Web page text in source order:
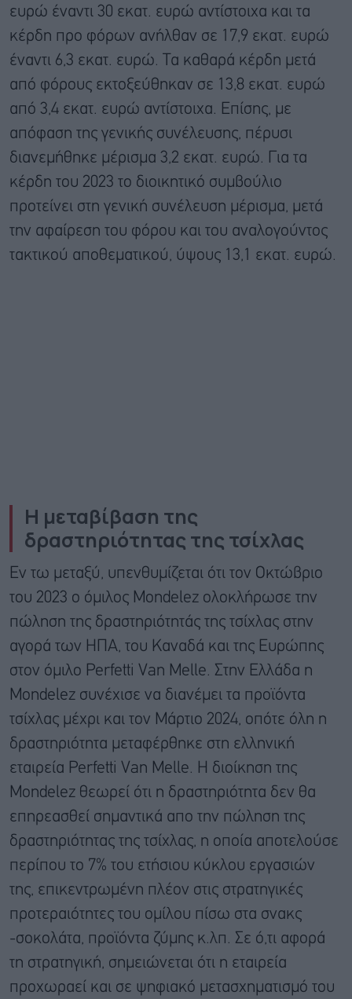
ευρώ έναντι 30 εκατ. ευρώ αντίστοιχα και τα
κέρδη προ φόρων ανήλθαν σε 17,9 εκατ. ευρώ
έναντι 6,3 εκατ. ευρώ. Τα καθαρά κέρδη μετά
από φόρους εκτοξεύθηκαν σε 13,8 εκατ. ευρώ
από 3,4 εκατ. ευρώ αντίστοιχα. Επίσης, με
απόφαση της γενικής συνέλευσης, πέρυσι
διανεμήθηκε μέρισμα 3,2 εκατ. ευρώ. Για τα
κέρδη του 2023 το διοικητικό συμβούλιο
προτείνει στη γενική συνέλευση μέρισμα, μετά
την αφαίρεση του φόρου και του αναλογούντος
τακτικού αποθεματικού, ύψους 13,1 εκατ. ευρώ.
Η μεταβίβαση της
δραστηριότητας της τσίχλας
Εν τω μεταξύ, υπενθυμίζεται ότι τον Οκτώβριο
του 2023 o όμιλος Mondelez ολοκλήρωσε την
πώληση της δραστηριότητάς της τσίχλας στην
αγορά των ΗΠΑ, του Καναδά και της Ευρώπης
στον όμιλο Perfetti Van Melle. Στην Ελλάδα η
Mondelez συνέχισε να διανέμει τα προϊόντα
τσίχλας μέχρι και τον Μάρτιο 2024, οπότε όλη η
δραστηριότητα μεταφέρθηκε στη ελληνική
εταιρεία Perfetti Van Melle. Η διοίκηση της
Mondelez θεωρεί ότι η δραστηριότητα δεν θα
επηρεασθεί σημαντικά απο την πώληση της
δραστηριότητας της τσίχλας, η οποία αποτελούσε
περίπου το 7% του ετήσιου κύκλου εργασιών
της, επικεντρωμένη πλέον στις στρατηγικές
προτεραιότητες του ομίλου πίσω στα σνακς
-σοκολάτα, προϊόντα ζύμης κ.λπ. Σε ό,τι αφορά
τη στρατηγική, σημειώνεται ότι η εταιρεία
προχωραεί και σε ψηφιακό μετασχηματισμό του